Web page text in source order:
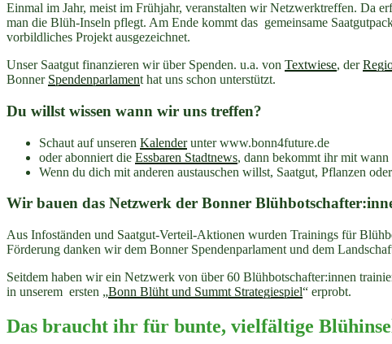
Einmal im Jahr, meist im Frühjahr, veranstalten wir Netzwerktreffen. Da
man die Blüh-Inseln pflegt. Am Ende kommt das gemeinsame
vorbildliches Projekt ausgezeichnet.
Unser Saatgut finanzieren wir über Spenden. u.a. von Textwiese, der
Bonner Spendenparlament hat uns schon unterstützt.
Du willst wissen wann wir uns treffen?
Schaut auf unseren Kalenderunter www.bonn4future.de
oder abonniert die Essbaren Stadtnews, dann bekommt ihr mit
Wenn du dich mit anderen austauschen willst, Saatgut, Pflanzen
Wir bauen das Netzwerk der Bonner
Aus Infoständen und Saatgut-Verteil-Aktionen wurden Trainings für
Förderung danken wir dem Bonner Spendenparlament und dem
Seitdem haben wir ein Netzwerk von über 60 Blühbotschafter:innen
in unserem ersten „Bonn Blüht und Summt Strategiespiel“ erprobt.
Das braucht ihr für bunte, vielfältige